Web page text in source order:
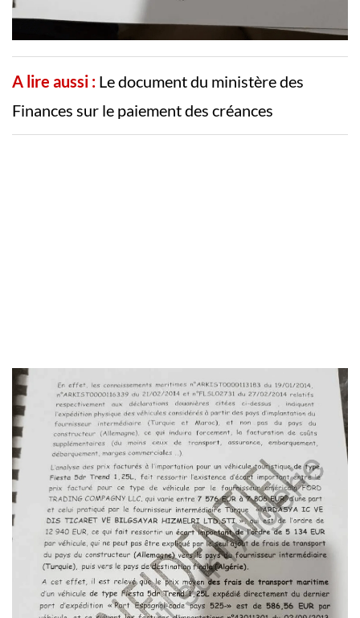
A lire aussi : Le document du ministère des
Finances sur le paiement des créances